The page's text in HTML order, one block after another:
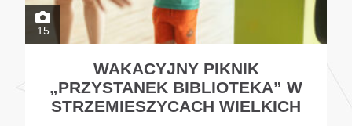
15
WAKACYJNY PIKNIK
„PRZYSTANEK BIBLIOTEKA” W
STRZEMIESZYCACH WIELKICH